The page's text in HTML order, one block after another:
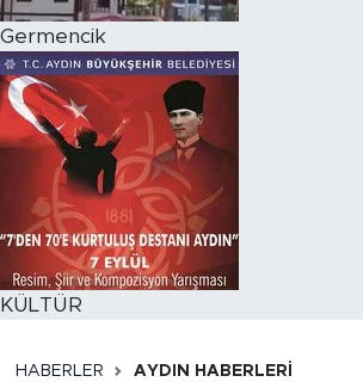
Germencik
KÜLTÜR
HABERLER AYDIN HABERLERI